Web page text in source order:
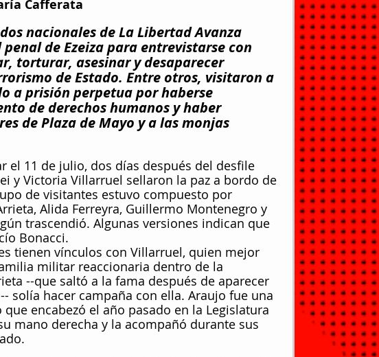
Cafferata
nacionales de La Libertad Avanza
de Ezeiza para entrevistarse con
torturar, asesinar y desaparecer
de Estado. Entre otros, visitaron a
a prisión perpetua por haberse
de derechos humanos y haber
de Plaza de Mayo y a las monjas
el 11 de julio, dos días después del desfile
y Victoria Villarruel sellaron la paz a bordo de
de visitantes estuvo compuesto por
Alida Ferreyra, Guillermo Montenegro y
trascendió. Algunas versiones indican que
Bonacci.
tienen vínculos con Villarruel, quien mejor
militar reaccionaria dentro de la
--que saltó a la fama después de aparecer
solía hacer campaña con ella. Araujo fue una
encabezó el año pasado en la Legislatura
mano derecha y la acompañó durante sus